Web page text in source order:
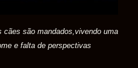
cães são mandados,vivendo uma
e falta de perspectivas